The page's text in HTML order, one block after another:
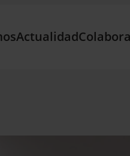
ActualidadColabora